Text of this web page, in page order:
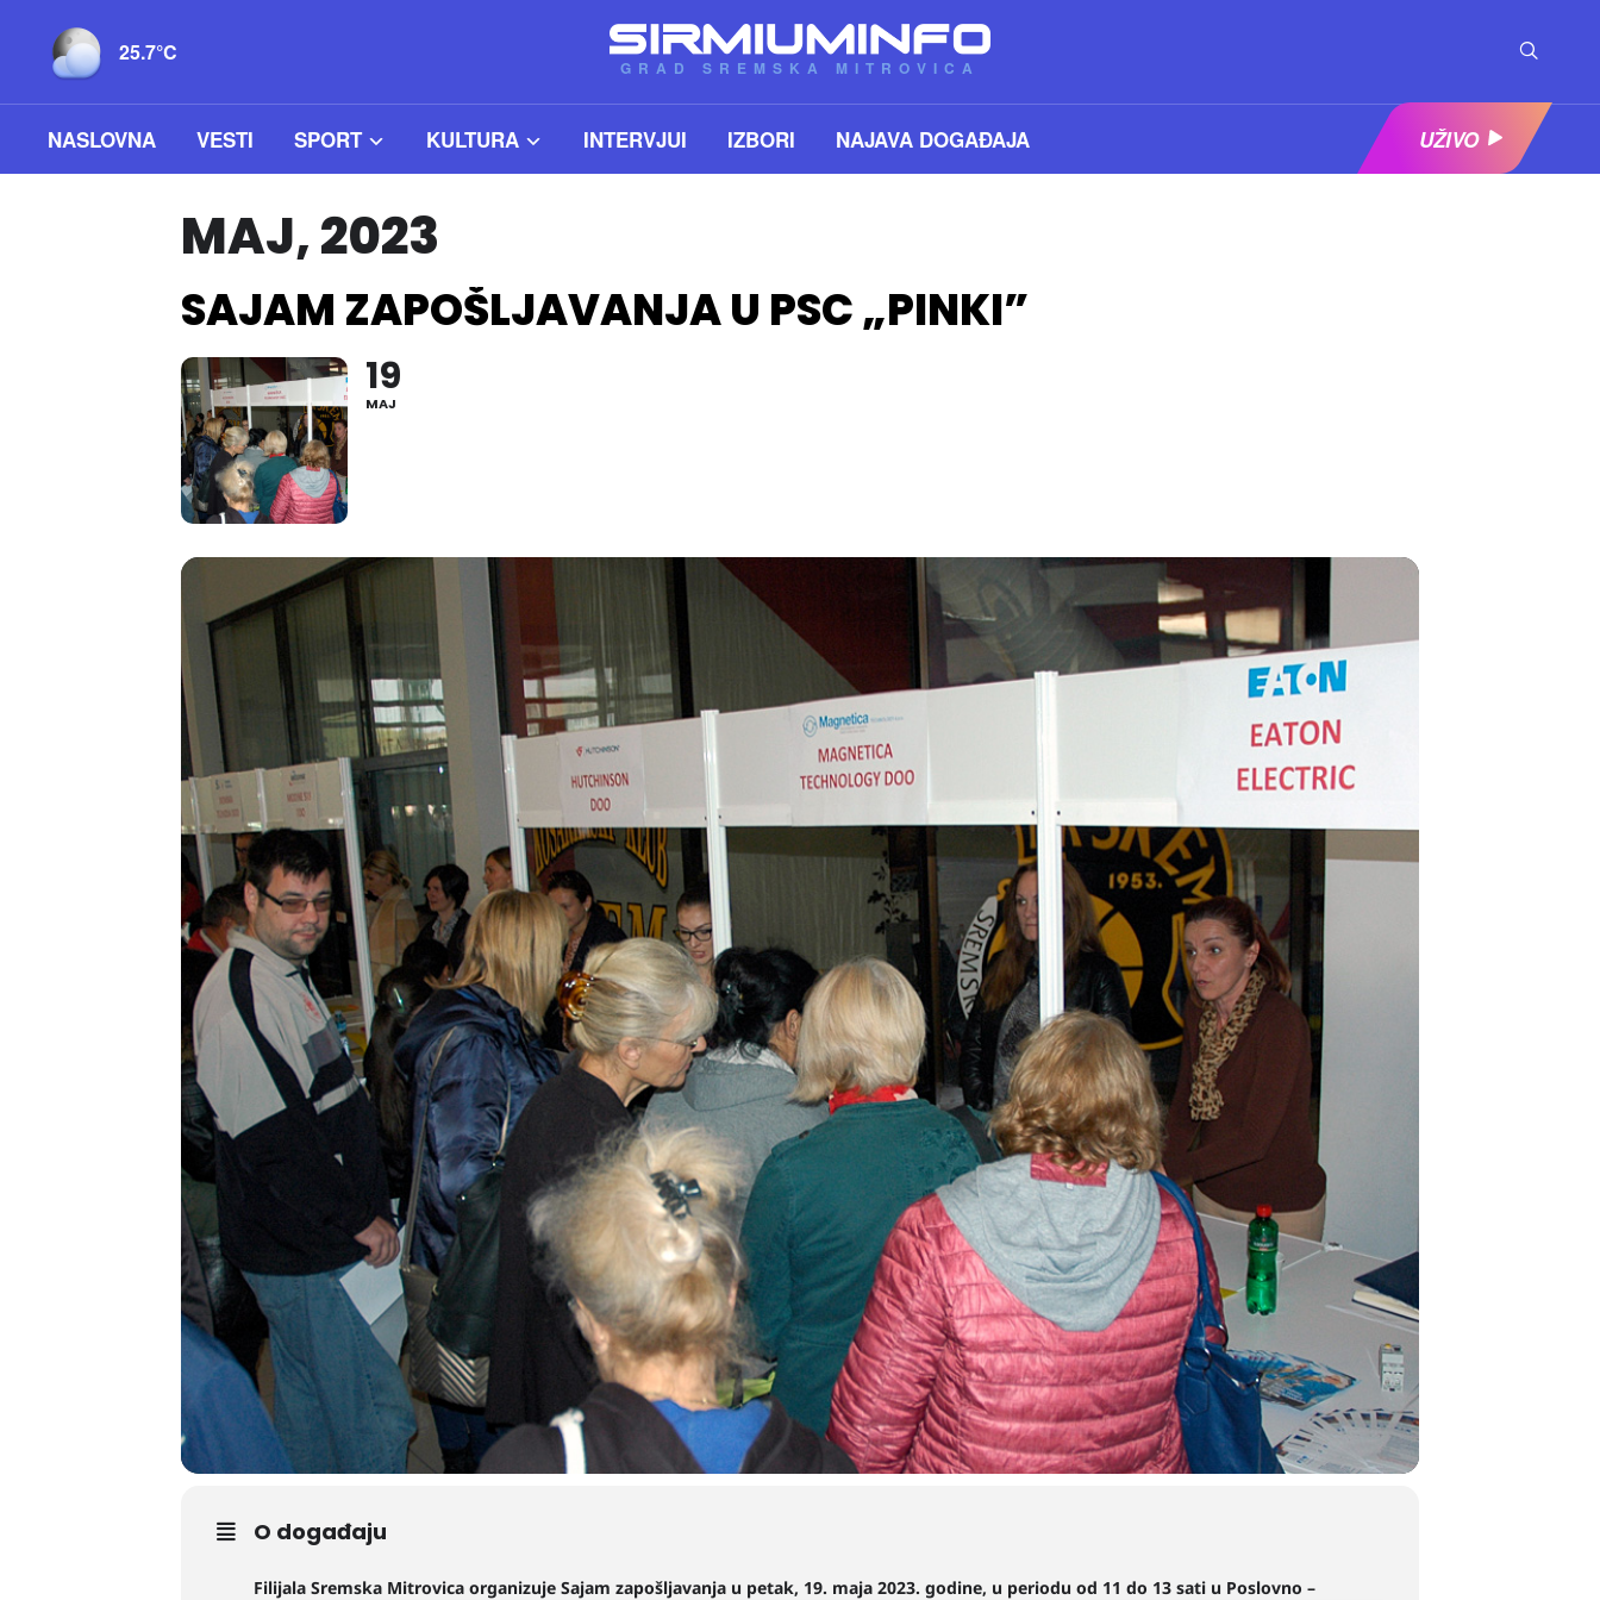
25.7°C
GRAD SREMSKA MITROVICA
NASLOVNA VESTI SPORT KULTURA INTERVJUI IZBORI NAJAVA DOGAĐAJA UŽIVO
MAJ, 2023
SAJAM ZAPOŠLJAVANJA U PSC „PINKI”
19
MAJ
O događaju
Filijala Sremska Mitrovica organizuje Sajam zapošljavanja u petak, 19. maja 2023. godine, u periodu od 11 do 13 sati u Poslovno –